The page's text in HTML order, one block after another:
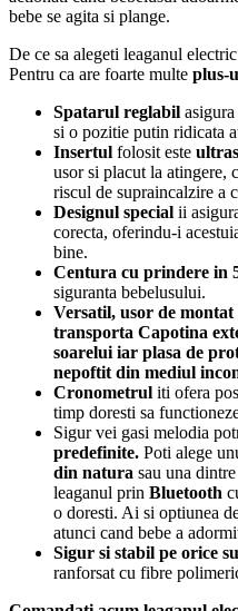
bebe se agita si plange.
De ce sa alegeti leaganul
Pentru ca are foarte multe plus-
Spatarul reglabil
si o pozitie putin ridicata
Insertul folosit este
usor si placut la atingere,
riscul de supraincalzire a
Designul special ii
corecta, oferindu-i
bine.
Centura cu prindere in
siguranta bebelusului.
Versatil, usor de
transporta Capotina
soarelui iar plasa de
nepoftit din mediul
Cronometrul iti ofera
timp doresti sa
Sigur vei gasi melodia
predefinite. Poti alege
din natura sau una
leaganul prin Bluetooth
o doresti. Ai si optiunea
atunci cand bebe a
Sigur si stabil pe orice
ranforsat cu fibre